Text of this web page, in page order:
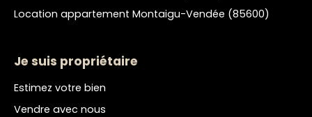
Location appartement Montaigu-Vendée (85600)
Je suis propriétaire
Estimez votre bien
Vendre avec nous